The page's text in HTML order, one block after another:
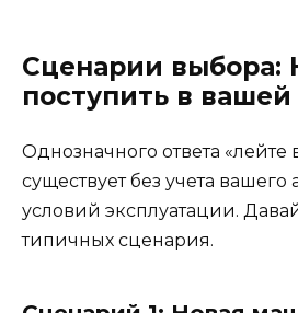
Сценарии выбора:
поступить в
Однозначного ответа «лейте
существует без учета вашего
условий эксплуатации.
типичных сценария.